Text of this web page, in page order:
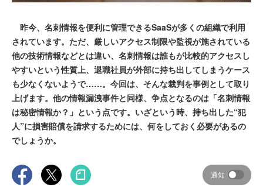
昨今、名刺情報を便利に管理できるSaaSが多くの組織で利用
されています。ただ、厳しいアクセス制限や監視が施されている
他の技術情報などとは違い、名刺情報は誰もが比較的アクセスし
やすいという性質上、退職社員が外部に持ち出してしまうケース
も少なくないようで……。今回は、そんな裁判を事例として取り
上げます。他の情報漏洩事件と同様、争点となるのは「名刺情報
は秘密情報か？」という点です。いざという時、持ち出した“犯
人”に損害賠償を請求するためには、何をしておく必要があるの
でしょうか。
通知